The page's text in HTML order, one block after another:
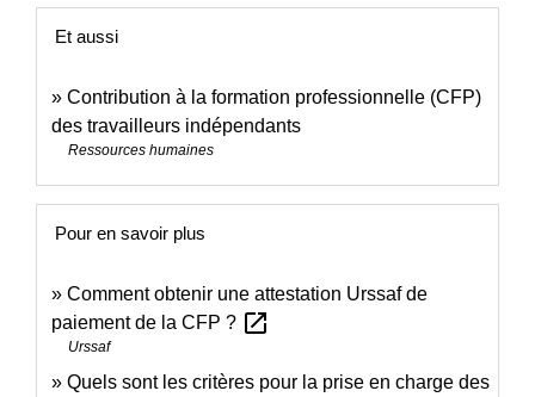
Et aussi
Contribution à la formation professionnelle (CFP)
des travailleurs indépendants
Ressources humaines
Pour en savoir plus
Comment obtenir une attestation Urssaf de
paiement de la CFP ? open_in_new
Urssaf
Quels sont les critères pour la prise en charge des